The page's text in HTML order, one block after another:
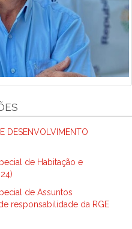
DESENVOLVIMENTO
de Habitação e
de Assuntos
responsabilidade da RGE